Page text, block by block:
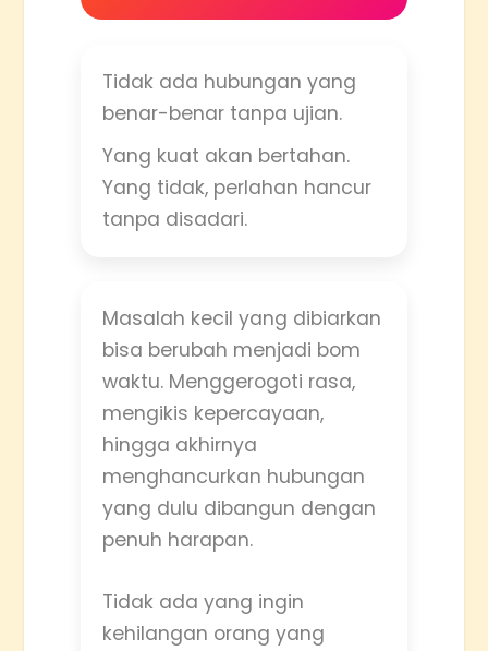
Tidak ada hubungan yang
benar-benar tanpa ujian.
Yang kuat akan bertahan.
Yang tidak, perlahan hancur
tanpa disadari.
Masalah kecil yang dibiarkan
bisa berubah menjadi bom
waktu. Menggerogoti rasa,
mengikis kepercayaan,
hingga akhirnya
menghancurkan hubungan
yang dulu dibangun dengan
penuh harapan.
Tidak ada yang ingin
kehilangan orang yang